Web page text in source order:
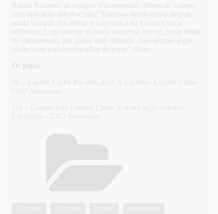
Rafael Rezende, as equipes têm mostrado, dentro de campo,
uma aplicação diferenciada. “Estamos vendo muita disputa,
muita vontade dos atletas e a presença do torcedor faz a
diferença. Logicamente ficamos surpresos em ver, nesta altura
do campeonato, um placar mais dilatado, mas sempre jogos
muito bons para acompanhar de perto”, disse.
Os jogos
9h – Esporte Clube Recanto Azul X Estaleiro Esporte Clube –
CSU Amazonas
11h – Campo Alto Futebol Clube X Associação Atlética
Estrelinha – CSU Amazonas